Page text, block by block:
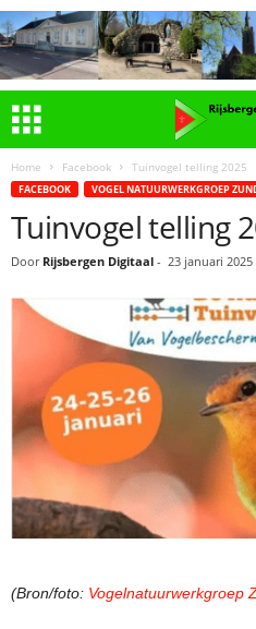
Home Facebook Tuinvogel telling 2025
FACEBOOK VOGEL NATUURWERKGROEP
Tuinvogel telling
Door Rijsbergen Digitaal - 23 januari 2025
(Bron/foto: Vogelnatuurwerkgroep